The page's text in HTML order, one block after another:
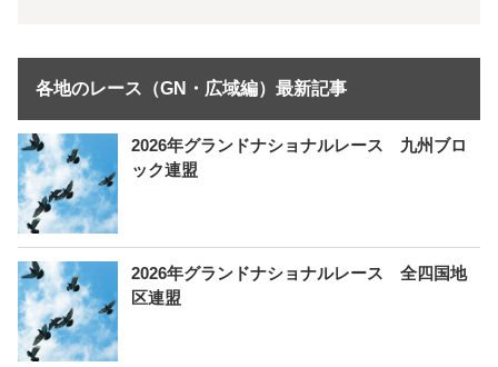
各地のレース（GN・広域編）最新記事
2026年グランドナショナルレース 九州ブロ
ック連盟
2026年グランドナショナルレース 全四国地
区連盟